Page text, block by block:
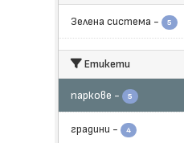
Зелена система - 5
Етикети
паркове - 5
градини - 4